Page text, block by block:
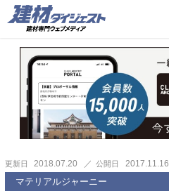
更新日 2018.07.20 公開日 2017.11.16
マテリアルジャーニー